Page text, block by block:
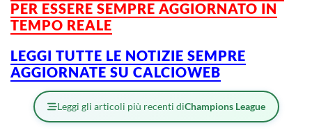
PER ESSERE SEMPRE AGGIORNATO IN
TEMPO REALE
LEGGI TUTTE LE NOTIZIE SEMPRE
AGGIORNATE SU CALCIOWEB
Leggi gli articoli più recenti diChampions League